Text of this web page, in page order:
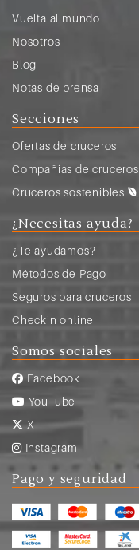
Vuelta al mundo
Nosotros
Blog
Notas de prensa
Secciones
Ofertas de cruceros
Compañias de cruceros
Cruceros sostenibles
¿Necesitas ayuda?
¿Te ayudamos?
Métodos de Pago
Seguros para cruceros
Checkin online
Somos sociales
Facebook
YouTube
X
Instagram
Pago y seguridad